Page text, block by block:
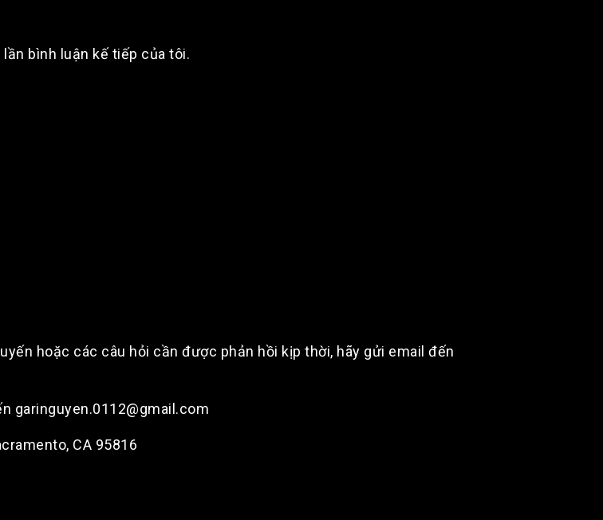
bình luận kế tiếp của tôi.
hoặc các câu hỏi cần được phản hồi kịp thời, hãy gửi email đến
garinguyen.0112@gmail.com
CA 95816